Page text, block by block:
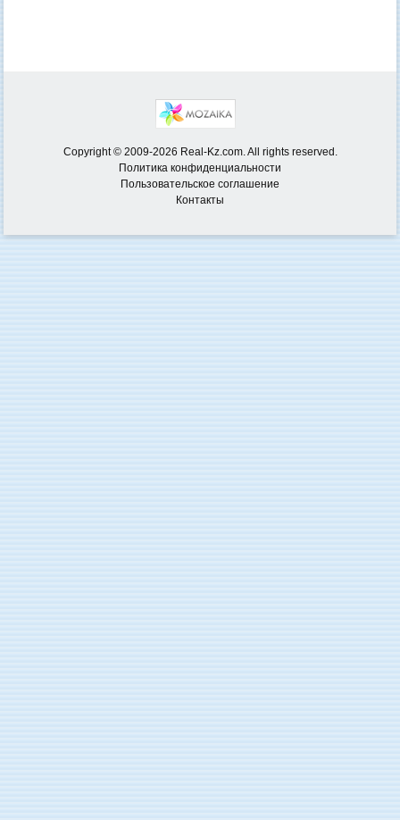
Copyright © 2009-2026 Real-Kz.com. All rights reserved.
Политика конфиденциальности
Пользовательское соглашение
Контакты